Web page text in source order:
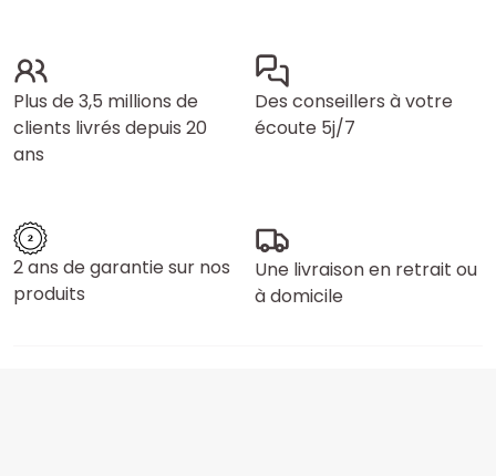
Plus de 3,5 millions de
clients livrés depuis 20
ans
Des conseillers à votre
écoute 5j/7
2 ans de garantie sur nos
produits
Une livraison en retrait ou
à domicile